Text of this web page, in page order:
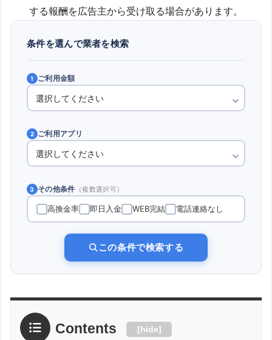
する報酬を広告主から受け取る場合があります。
条件を選んで業者を検索
1 ご利用金額
2 ご利用アプリ
3 その他条件 （複数選択可）
高換金率 即日入金 WEB完結 電話連絡なし
この条件で検索する
Contents [hide]